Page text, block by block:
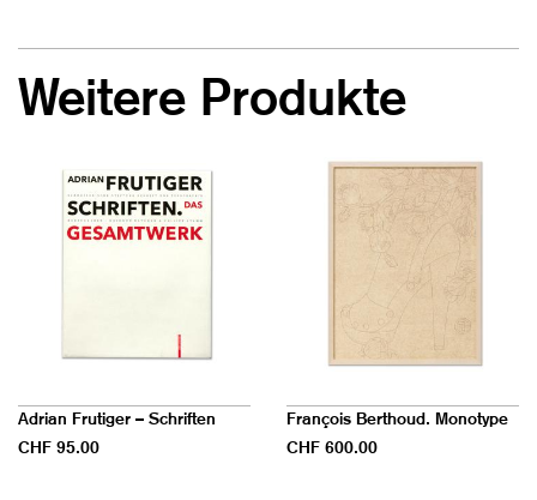
Weitere Produkte
Adrian Frutiger – Schriften
CHF 95.00
François Berthoud. Monotype
CHF 600.00